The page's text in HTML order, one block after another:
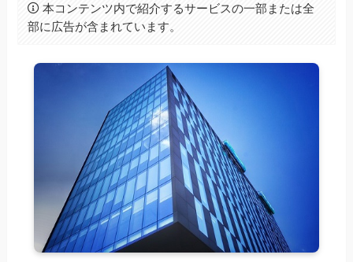
本コンテンツ内で紹介するサービスの一部または全
部に広告が含まれています。